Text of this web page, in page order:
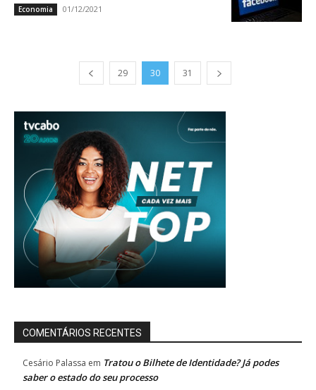
Economia 01/12/2021
29 30 31
COMENTÁRIOS RECENTES
Cesário Palassa em Tratou o Bilhete de Identidade? Já podes
saber o estado do seu processo